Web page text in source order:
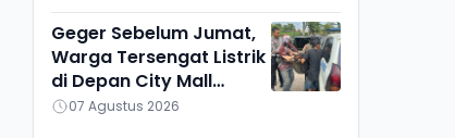
Geger Sebelum Jumat,
Warga Tersengat Listrik
di Depan City Mall
Sampit
07 Agustus 2026